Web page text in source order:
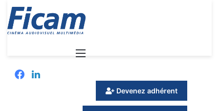
Facebook
Devenez adhérent